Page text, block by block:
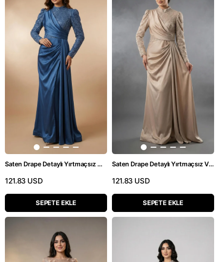
Saten Drape Detaylı Yırtmaçsız Mavi Tesettür Gece Elbisesi
121.83 USD
SEPETE EKLE
Saten Drape Detaylı Yırtmaçsız Vizon Tesettür Gece Elbisesi
121.83 USD
SEPETE EKLE